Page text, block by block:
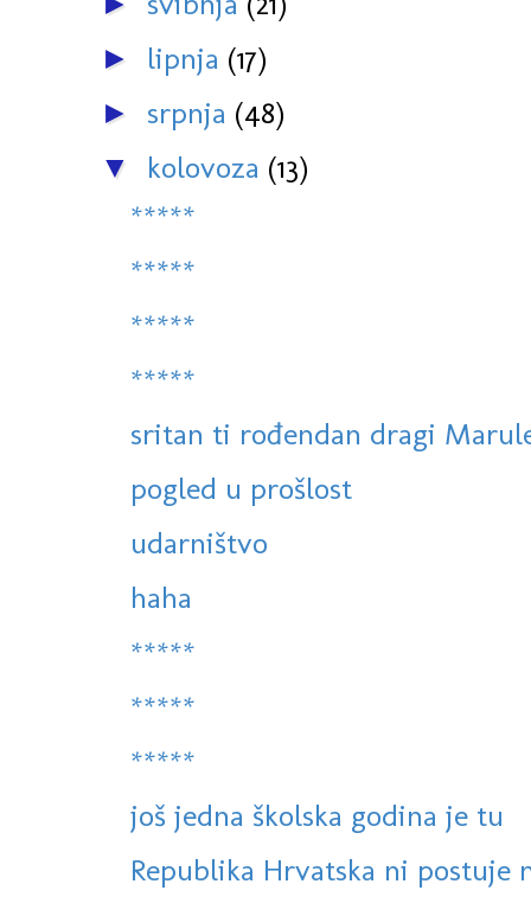
► lipnja (17)
► srpnja (48)
▼ kolovoza (13)
*****
*****
*****
*****
sritan ti rođendan dragi
pogled u prošlost
udarništvo
haha
*****
*****
*****
još jedna školska godina je tu
Republika Hrvatska ni postuje